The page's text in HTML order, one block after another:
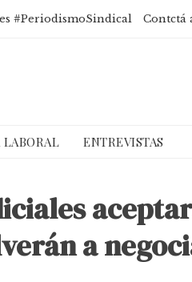
#PeriodismoSindical Contctá
LABORAL ENTREVISTAS
a